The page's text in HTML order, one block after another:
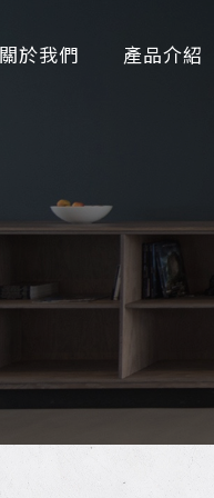
關於我們 產品介紹